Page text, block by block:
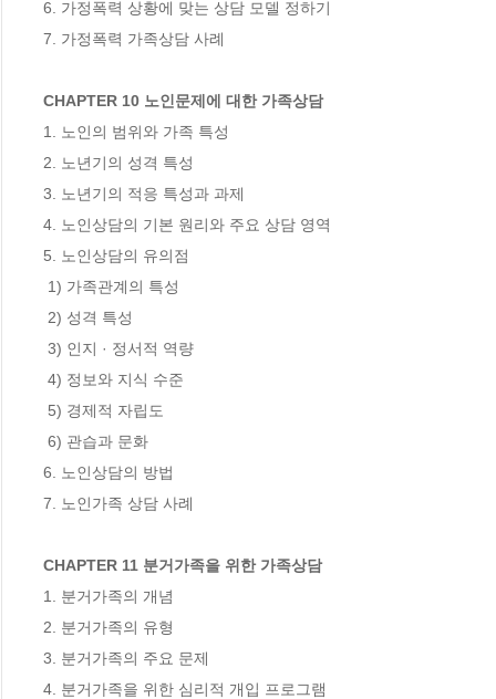
6. 가정폭력 상황에 맞는 상담 모델 정하기
7. 가정폭력 가족상담 사례
CHAPTER 10 노인문제에 대한 가족상담
1. 노인의 범위와 가족 특성
2. 노년기의 성격 특성
3. 노년기의 적응 특성과 과제
4. 노인상담의 기본 원리와 주요 상담 영역
5. 노인상담의 유의점
6. 노인상담의 방법
7. 노인가족 상담 사례
CHAPTER 11 분거가족을 위한 가족상담
1. 분거가족의 개념
2. 분거가족의 유형
3. 분거가족의 주요 문제
4. 분거가족을 위한 심리적 개입 프로그램